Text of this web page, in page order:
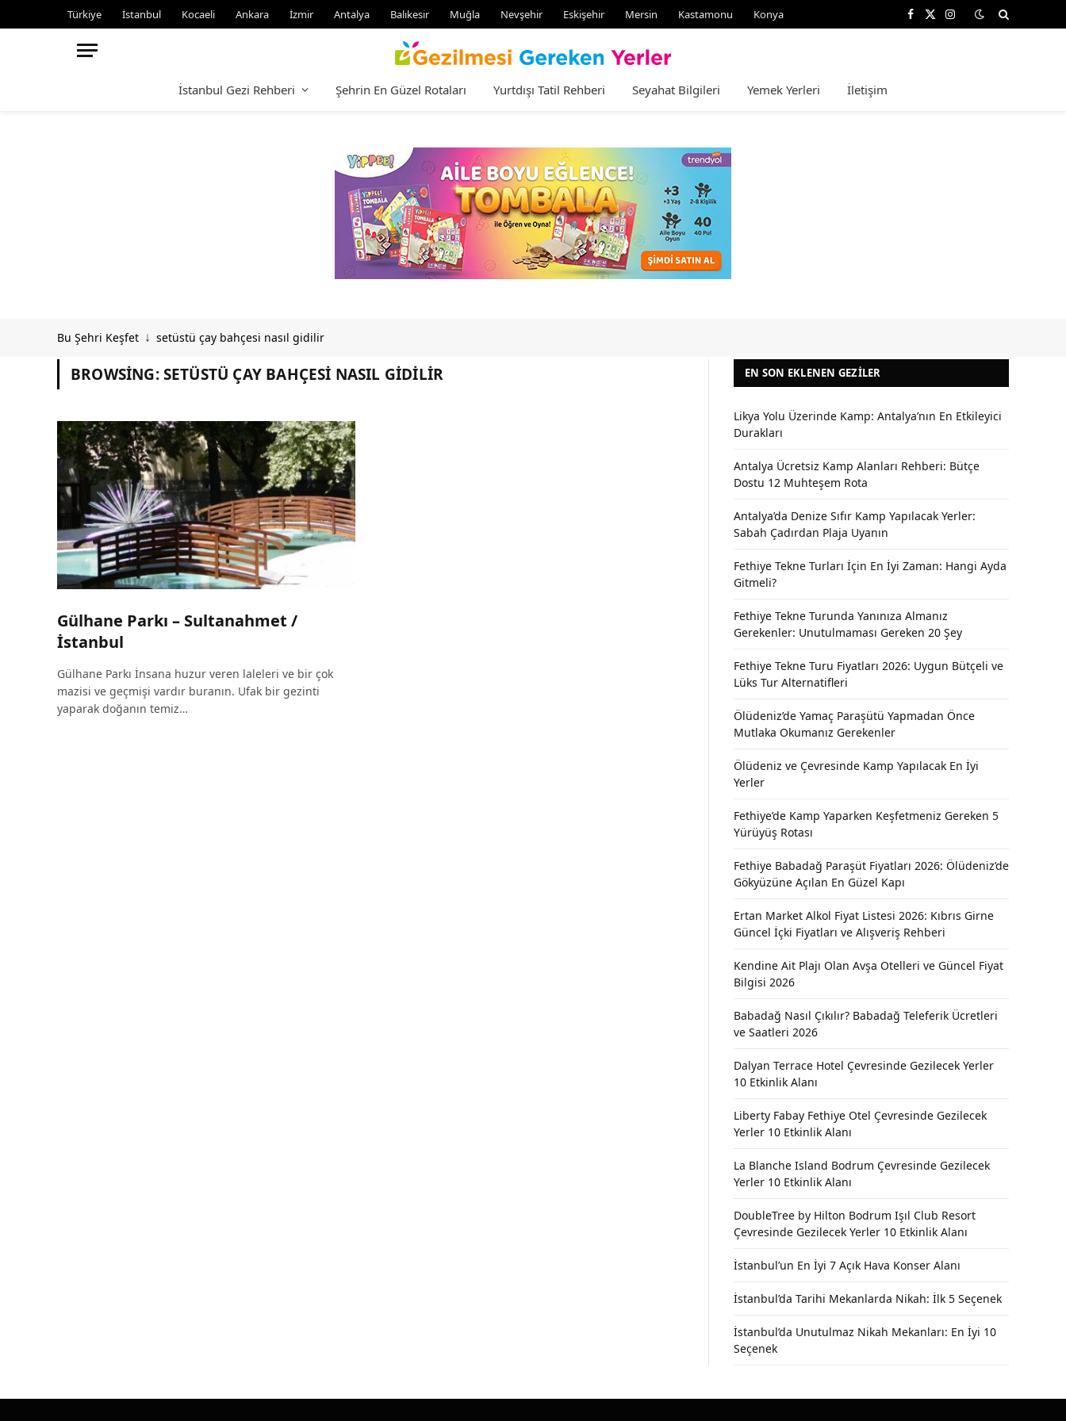
Türkiye İstanbul Kocaeli Ankara İzmir Antalya Balıkesir Muğla Nevşehir Eskişehir Mersin Kastamonu Konya Facebook
X
Instagram
İstanbul Gezi Rehberi Şehrin En Güzel Rotaları Yurtdışı Tatil Rehberi Seyahat Bilgileri Yemek Yerleri İletişim
Bu Şehri Keşfet ↓ setüstü çay bahçesi nasıl gidilir
BROWSING:SETÜSTÜ ÇAY BAHÇESI NASIL GIDILIR
Gülhane Parkı – Sultanahmet /
İstanbul
Gülhane Parkı İnsana huzur veren laleleri ve bir çok
mazisi ve geçmişi vardır buranın. Ufak bir gezinti
yaparak doğanın temiz…
EN SON EKLENEN GEZILER
Likya Yolu Üzerinde Kamp: Antalya’nın En Etkileyici
Durakları
Antalya Ücretsiz Kamp Alanları Rehberi: Bütçe
Dostu 12 Muhteşem Rota
Antalya’da Denize Sıfır Kamp Yapılacak Yerler:
Sabah Çadırdan Plaja Uyanın
Fethiye Tekne Turları İçin En İyi Zaman: Hangi Ayda
Gitmeli?
Fethiye Tekne Turunda Yanınıza Almanız
Gerekenler: Unutulmaması Gereken 20 Şey
Fethiye Tekne Turu Fiyatları 2026: Uygun Bütçeli ve
Lüks Tur Alternatifleri
Ölüdeniz’de Yamaç Paraşütü Yapmadan Önce
Mutlaka Okumanız Gerekenler
Ölüdeniz ve Çevresinde Kamp Yapılacak En İyi
Yerler
Fethiye’de Kamp Yaparken Keşfetmeniz Gereken 5
Yürüyüş Rotası
Fethiye Babadağ Paraşüt Fiyatları 2026: Ölüdeniz’de
Gökyüzüne Açılan En Güzel Kapı
Ertan Market Alkol Fiyat Listesi 2026: Kıbrıs Girne
Güncel İçki Fiyatları ve Alışveriş Rehberi
Kendine Ait Plajı Olan Avşa Otelleri ve Güncel Fiyat
Bilgisi 2026
Babadağ Nasıl Çıkılır? Babadağ Teleferik Ücretleri
ve Saatleri 2026
Dalyan Terrace Hotel Çevresinde Gezilecek Yerler
10 Etkinlik Alanı
Liberty Fabay Fethiye Otel Çevresinde Gezilecek
Yerler 10 Etkinlik Alanı
La Blanche Island Bodrum Çevresinde Gezilecek
Yerler 10 Etkinlik Alanı
DoubleTree by Hilton Bodrum Işıl Club Resort
Çevresinde Gezilecek Yerler 10 Etkinlik Alanı
İstanbul’un En İyi 7 Açık Hava Konser Alanı
İstanbul’da Tarihi Mekanlarda Nikah: İlk 5 Seçenek
İstanbul’da Unutulmaz Nikah Mekanları: En İyi 10
Seçenek